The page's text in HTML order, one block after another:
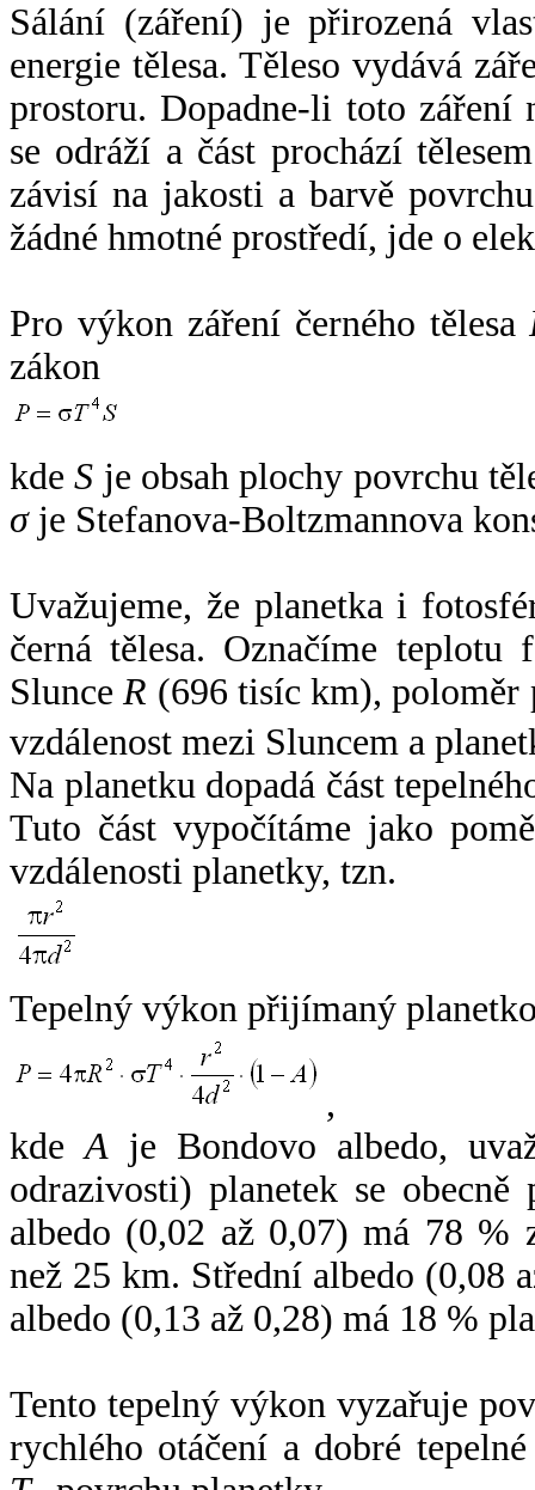
Sálání (záření) je přirozená
energie tělesa. Těleso vydává
prostoru. Dopadne-li toto záření
se odráží a část prochází
závisí na jakosti a barvě
žádné hmotné prostředí, jde o
Pro výkon záření černého tělesa
zákon
kdeS je obsah plochy povrchu
σje Stefanova-Boltzmannova
Uvažujeme, že planetka i
černá tělesa. Označíme
SlunceR (696 tisíc km),
vzdálenost mezi Sluncem a
Na planetku dopadá část
Tuto část vypočítáme jako
vzdálenosti planetky, tzn.
Tepelný výkon přijímaný
,
kdeA je Bondovo albedo,
odrazivosti) planetek se
albedo (0,02 až 0,07) má 78 %
než 25 km. Střední albedo (0,08
albedo (0,13 až 0,28) má 18 %
Tento tepelný výkon vyzařuje
rychlého otáčení a dobré